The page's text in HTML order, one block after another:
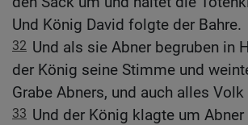
Und König David folgte der Bahre.
32 Und als sie Abner begruben in
der König seine Stimme und
Grabe Abners, und auch alles
33 Und der König klagte um